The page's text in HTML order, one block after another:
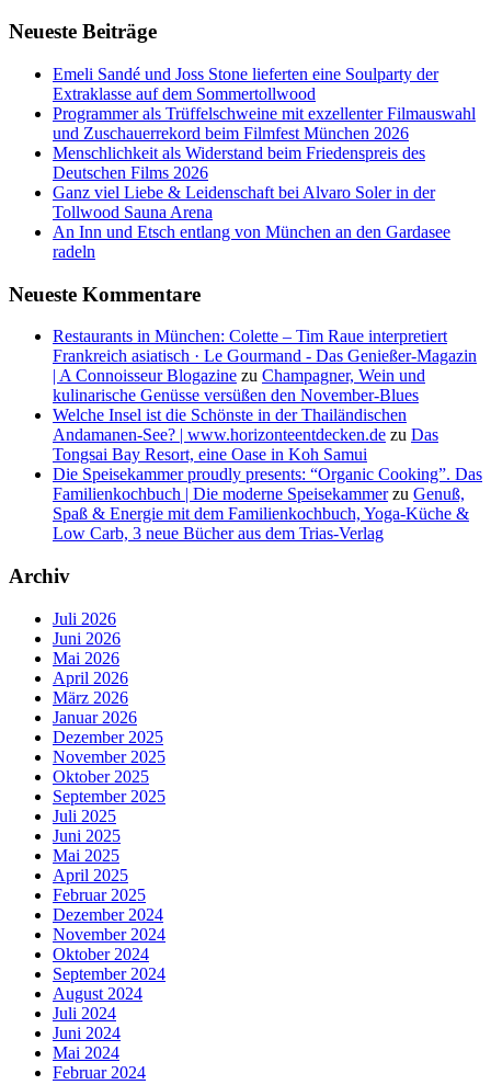
Neueste Beiträge
Emeli Sandé und Joss Stone lieferten eine Soulparty der
Extraklasse auf dem Sommertollwood
Programmer als Trüffelschweine mit exzellenter Filmauswahl
und Zuschauerrekord beim Filmfest München 2026
Menschlichkeit als Widerstand beim Friedenspreis des
Deutschen Films 2026
Ganz viel Liebe & Leidenschaft bei Alvaro Soler in der
Tollwood Sauna Arena
An Inn und Etsch entlang von München an den Gardasee
radeln
Neueste Kommentare
Restaurants in München: Colette – Tim Raue interpretiert
Frankreich asiatisch · Le Gourmand - Das Genießer-Magazin
| A Connoisseur Blogazine zu Champagner, Wein und
kulinarische Genüsse versüßen den November-Blues
Welche Insel ist die Schönste in der Thailändischen
Andamanen-See? | www.horizonteentdecken.de zu Das
Tongsai Bay Resort, eine Oase in Koh Samui
Die Speisekammer proudly presents: “Organic Cooking”. Das
Familienkochbuch | Die moderne Speisekammerzu Genuß,
Spaß & Energie mit dem Familienkochbuch, Yoga-Küche &
Low Carb, 3 neue Bücher aus dem Trias-Verlag
Archiv
Juli 2026
Juni 2026
Mai 2026
April 2026
März 2026
Januar 2026
Dezember 2025
November 2025
Oktober 2025
September 2025
Juli 2025
Juni 2025
Mai 2025
April 2025
Februar 2025
Dezember 2024
November 2024
Oktober 2024
September 2024
August 2024
Juli 2024
Juni 2024
Mai 2024
Februar 2024